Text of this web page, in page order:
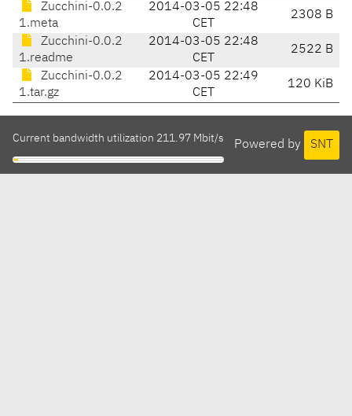
Zucchini-0.0.2
1.meta
2014-03-05 22:48
CET
2308 B
Zucchini-0.0.2
1.readme
2014-03-05 22:48
CET
2522 B
Zucchini-0.0.2
1.tar.gz
2014-03-05 22:49
CET
120 KiB
Powered by SNT
Current bandwidth utilization 211.97 Mbit/s